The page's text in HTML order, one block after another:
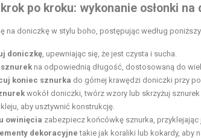
po kroku: wykonanie osłonki na
na doniczkę w stylu boho, postępując według
doniczkę , upewniając się, że jest czysta i sucha.
na odpowiednią długość, dostosowaną do
koniec sznurka do górnej krawędzi doniczki przy
wokół doniczki, twórz wzory lub skrzyżuj
aby usztywnić konstrukcję.
owinięcia zabezpiecz końcówkę sznurka, przyklejając
dekoracyjne takie jak koraliki lub kokardy, aby